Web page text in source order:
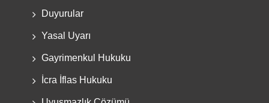
Duyurular
Yasal Uyarı
Gayrimenkul Hukuku
İcra İflas Hukuku